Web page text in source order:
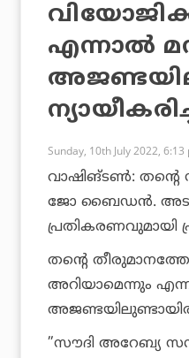
എന്നാല്‍
Sunday, 10th July 2022, 6:13
വാഷിങ്ടണ്‍: തന്റെ
ജോ ബൈഡന്‍.
പ്രതികരണവുമായി
തന്റെ
അറിയാമെന്നും
”സൗദി അറേബ്യ